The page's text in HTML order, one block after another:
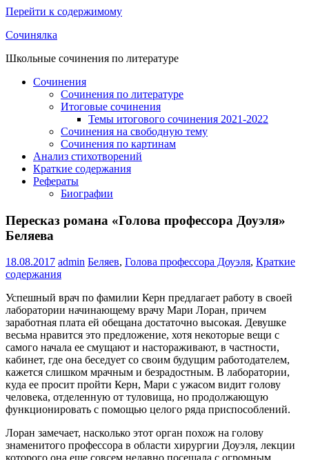
Перейти к содержимому
Сочинялка
Школьные сочинения по литературе
Сочинения
Сочинения по литературе
Итоговые сочинения
Темы итогового сочинения 2021-2022
Сочинения на свободную тему
Сочинения по картинам
Анализ стихотворений
Краткие содержания
Рефераты
Биографии
Пересказ романа «Голова профессора Доуэля»
Беляева
18.08.2017 admin Беляев, Голова профессора Доуэля, Краткие
содержания
Успешный врач по фамилии Керн предлагает работу в своей
лаборатории начинающему врачу Мари Лоран, причем
заработная плата ей обещана достаточно высокая. Девушке
весьма нравится это предложение, хотя некоторые вещи с
самого начала ее смущают и настораживают, в частности,
кабинет, где она беседует со своим будущим работодателем,
кажется слишком мрачным и безрадостным. В лаборатории,
куда ее просит пройти Керн, Мари с ужасом видит голову
человека, отделенную от туловища, но продолжающую
функционировать с помощью целого ряда приспособлений.
Лоран замечает, насколько этот орган похож на голову
знаменитого профессора в области хирургии Доуэля, лекции